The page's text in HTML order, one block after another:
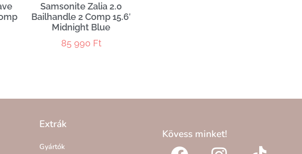
Samsonite Zalia 2.0
Bailhandle 2 Comp 15.6′
Midnight Blue
85 990 Ft
Extrák
Gyártók
Kövess minket!